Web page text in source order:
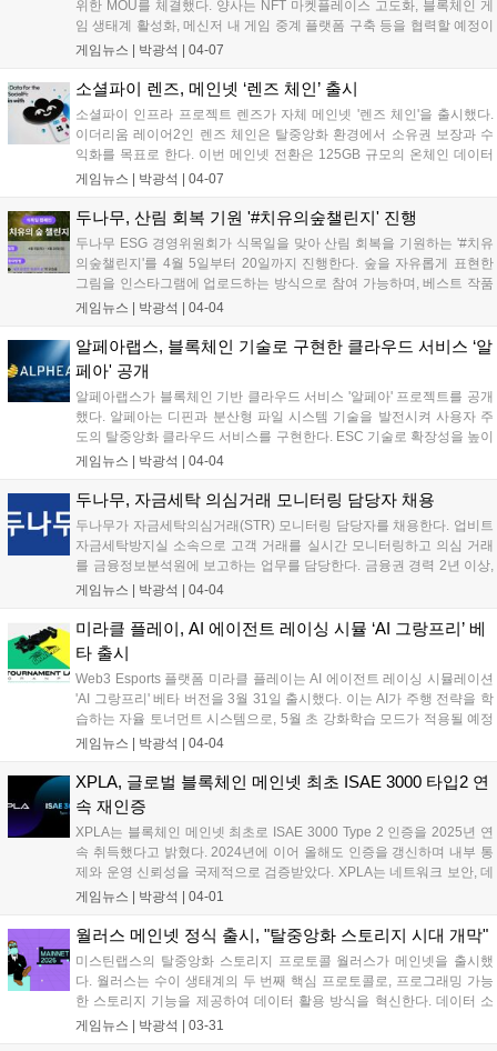
위한 MOU를 체결했다. 양사는 NFT 마켓플레이스 고도화, 블록체인 게
임 생태계 활성화, 메신저 내 게임 중계 플랫폼 구축 등을 협력할 예정이
다. 펑크비즘은 새로운 NFT 프로젝트 '펑키 소사이어티'를 출시하여 K-
용한 T2E 게임 '토마콩즈'를 론칭했다....
게임뉴스 | 박광석 | 04-07
소셜파이 렌즈, 메인넷 ‘렌즈 체인’ 출시
소셜파이 인프라 프로젝트 렌즈가 자체 메인넷 '렌즈 체인'을 출시했다.
이더리움 레이어2인 렌즈 체인은 탈중앙화 환경에서 소유권 보장과 수
익화를 목표로 한다. 이번 메인넷 전환은 125GB 규모의 온체인 데이터
이전이 포함되었으며, 65만 개 이상의 이용자 프로필, 2800만 건의 소셜
어베일의 데이터 가용성을 활용해 대규모 소셜 데이터를 안정적으로 기
록할 수 있도록 지원한다....
게임뉴스 | 박광석 | 04-07
두나무, 산림 회복 기원 '#치유의숲챌린지' 진행
두나무 ESG 경영위원회가 식목일을 맞아 산림 회복을 기원하는 '#치유
의숲챌린지'를 4월 5일부터 20일까지 진행한다. 숲을 자유롭게 표현한
그림을 인스타그램에 업로드하는 방식으로 참여 가능하며, 베스트 작품
100명에게는 시드볼트 NFT 리미티드 에디션 등을 증정한다. 챌린지 참
다....
게임뉴스 | 박광석 | 04-04
알페아랩스, 블록체인 기술로 구현한 클라우드 서비스 ‘알
페아' 공개
알페아랩스가 블록체인 기반 클라우드 서비스 '알페아' 프로젝트를 공개
했다. 알페아는 디핀과 분산형 파일 시스템 기술을 발전시켜 사용자 주
도의 탈중앙화 클라우드 서비스를 구현한다. ESC 기술로 확장성을 높이
고, 엣지 샤딩 기술로 리소스 사용을 최적화했다. ESER 기술은 암호화
출원 중이며, 양자 컴퓨팅 저항 암호화 알고리즘도 적용 예정이다....
게임뉴스 | 박광석 | 04-04
두나무, 자금세탁 의심거래 모니터링 담당자 채용
두나무가 자금세탁의심거래(STR) 모니터링 담당자를 채용한다. 업비트
자금세탁방지실 소속으로 고객 거래를 실시간 모니터링하고 의심 거래
를 금융정보분석원에 보고하는 업무를 담당한다. 금융권 경력 2년 이상,
STR 업무 경험 1년 이상인 전문가를 채용하며, 2년 이상 STR 모니터링
명의 AML 인력을 운영 중이다....
게임뉴스 | 박광석 | 04-04
미라클 플레이, AI 에이전트 레이싱 시뮬 ‘AI 그랑프리’ 베
타 출시
Web3 Esports 플랫폼 미라클 플레이는 AI 에이전트 레이싱 시뮬레이션
'AI 그랑프리' 베타 버전을 3월 31일 출시했다. 이는 AI가 주행 전략을 학
습하는 자율 토너먼트 시스템으로, 5월 초 강화학습 모드가 적용될 예정
이다. 플레이어는 AI 성장 방향을 설정하고, 경기 결과는 dNFT 자산 가치
로 제공되는 GameFi 모델도 선보인다....
게임뉴스 | 박광석 | 04-04
XPLA, 글로벌 블록체인 메인넷 최초 ISAE 3000 타입2 연
속 재인증
XPLA는 블록체인 메인넷 최초로 ISAE 3000 Type 2 인증을 2025년 연
속 취득했다고 밝혔다. 2024년에 이어 올해도 인증을 갱신하며 내부 통
제와 운영 신뢰성을 국제적으로 검증받았다. XPLA는 네트워크 보안, 데
이터 보호 등 IT 관리 체계와 운영 절차의 적절성을 검토받았다. 폴 킴
다....
게임뉴스 | 박광석 | 04-01
월러스 메인넷 정식 출시, "탈중앙화 스토리지 시대 개막"
미스틴랩스의 탈중앙화 스토리지 프로토콜 월러스가 메인넷을 출시했
다. 월러스는 수이 생태계의 두 번째 핵심 프로토콜로, 프로그래밍 가능
한 스토리지 기능을 제공하여 데이터 활용 방식을 혁신한다. 데이터 소
유자는 정보에 대한 완전한 통제권을 유지하며, '레드스터프' 데이터 인
게임뉴스 | 박광석 | 03-31